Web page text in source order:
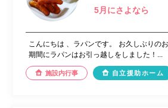
5月にさよなら
こんにちは 、ラパンです。 お久しぶりの
期間にラパンはお引っ越しをしました！...
施設内行事 自立援助ホーム